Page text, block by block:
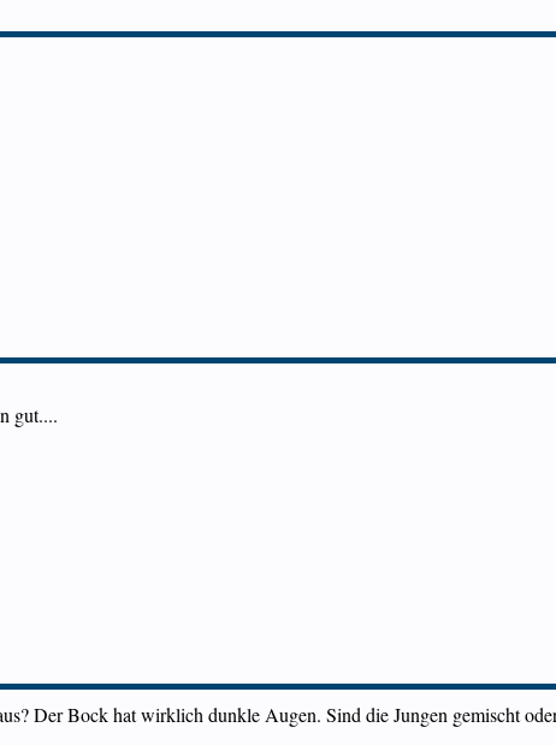
gut....
Der Bock hat wirklich dunkle Augen. Sind die Jungen gemischt